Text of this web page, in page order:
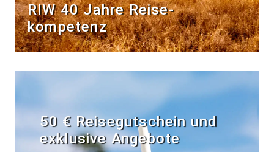
RIW 40 Jahre Reise­
kompetenz
50 € Reisegutschein und
exklusive Angebote